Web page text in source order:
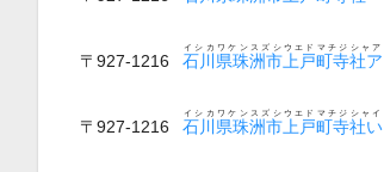
〒927-1216 石川県珠洲市上戸町寺社ア
イシカワケンスズシウエドマチジシャア
〒927-1216 石川県珠洲市上戸町寺社い
イシカワケンスズシウエドマチジシャイ